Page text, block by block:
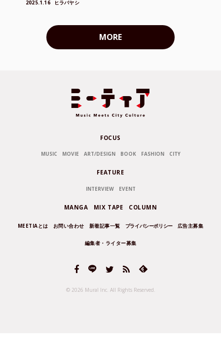
2025.1.16 ヒラバヤシ
MORE
FOCUS
MUSIC MOVIE ART/DESIGN BOOK FASHION CITY
FEATURE
INTERVIEW EVENT
MANGA MIX TAPE COLUMN
MEETIAとは お問い合わせ 新着記事一覧 プライバシーポリシー 広告主募集
編集者・ライター募集
© 2026 Mural Inc. All Rights Reserved.